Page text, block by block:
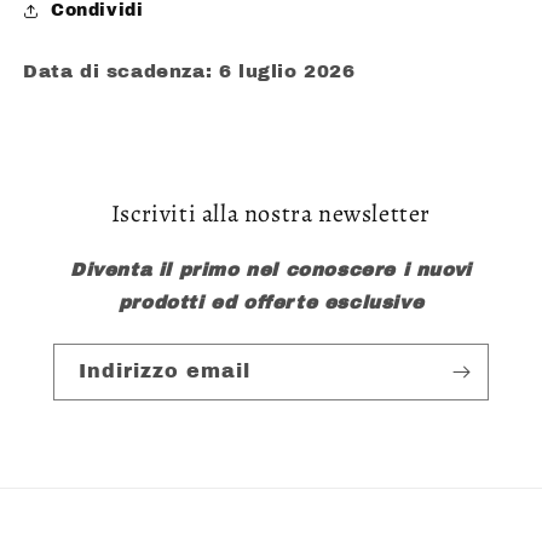
Condividi
Data di scadenza: 6 luglio 2026
Iscriviti alla nostra newsletter
Diventa il primo nel conoscere i nuovi
prodotti ed offerte esclusive
Indirizzo email